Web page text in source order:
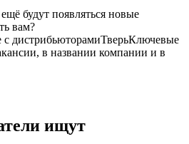
будут появляться новые
вам?
с дистрибьюторамиТверьКлючевые
в названии компании и в
ищут